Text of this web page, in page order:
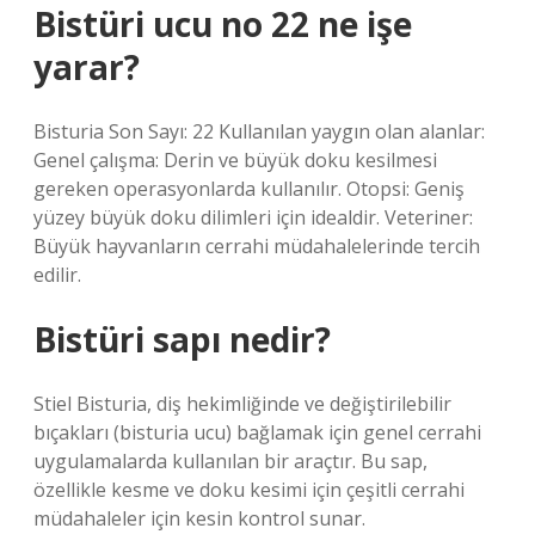
Bistüri ucu no 22 ne işe
yarar?
Bisturia Son Sayı: 22 Kullanılan yaygın olan alanlar:
Genel çalışma: Derin ve büyük doku kesilmesi
gereken operasyonlarda kullanılır. Otopsi: Geniş
yüzey büyük doku dilimleri için idealdir. Veteriner:
Büyük hayvanların cerrahi müdahalelerinde tercih
edilir.
Bistüri sapı nedir?
Stiel Bisturia, diş hekimliğinde ve değiştirilebilir
bıçakları (bisturia ucu) bağlamak için genel cerrahi
uygulamalarda kullanılan bir araçtır. Bu sap,
özellikle kesme ve doku kesimi için çeşitli cerrahi
müdahaleler için kesin kontrol sunar.